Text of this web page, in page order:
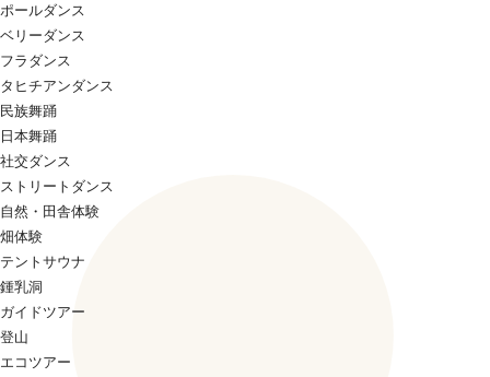
ポールダンス
ベリーダンス
フラダンス
タヒチアンダンス
民族舞踊
日本舞踊
社交ダンス
ストリートダンス
自然・田舎体験
畑体験
テントサウナ
鍾乳洞
ガイドツアー
登山
エコツアー